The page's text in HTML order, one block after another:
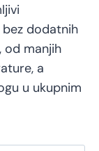
dodatnih
od manjih
a
u ukupnim